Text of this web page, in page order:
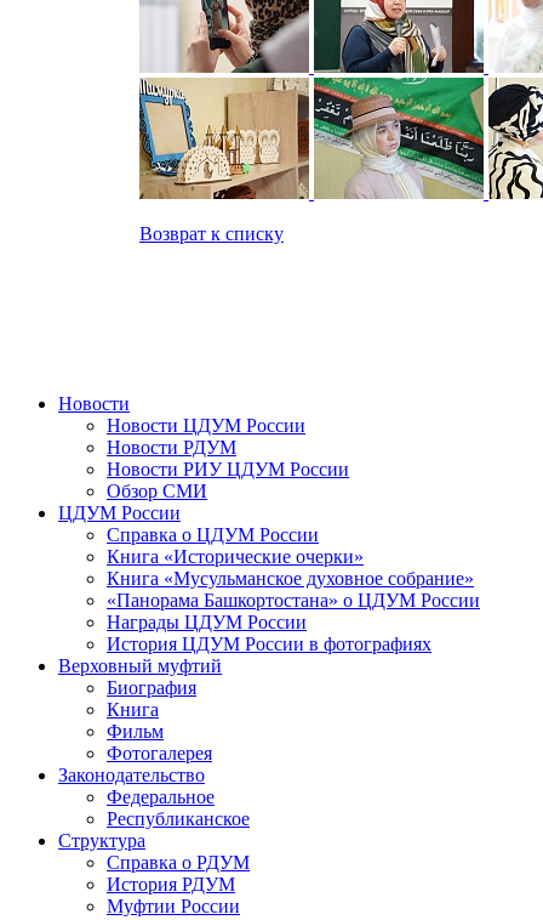
Возврат к списку
Новости
Новости ЦДУМ России
Новости РДУМ
Новости РИУ ЦДУМ России
Обзор СМИ
ЦДУМ России
Справка о ЦДУМ России
Книга «Исторические очерки»
Книга «Мусульманское духовное собрание»
«Панорама Башкортостана» о ЦДУМ России
Награды ЦДУМ России
История ЦДУМ России в фотографиях
Верховный муфтий
Биография
Книга
Фильм
Фотогалерея
Законодательство
Федеральное
Республиканское
Структура
Справка о РДУМ
История РДУМ
Муфтии России